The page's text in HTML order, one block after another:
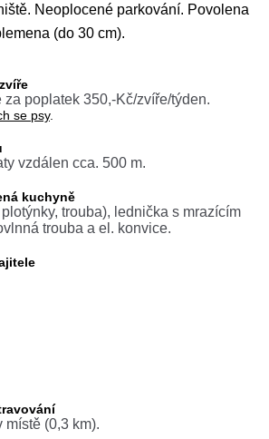
Neoplocené parkování. Povolena
(do 30 cm).
za poplatek 350,-Kč/zvíře/týden.
se psy.
vzdálen cca. 500 m.
kuchyně
trouba), lednička s mrazícím
trouba a el. konvice.
místě (0,3 km).